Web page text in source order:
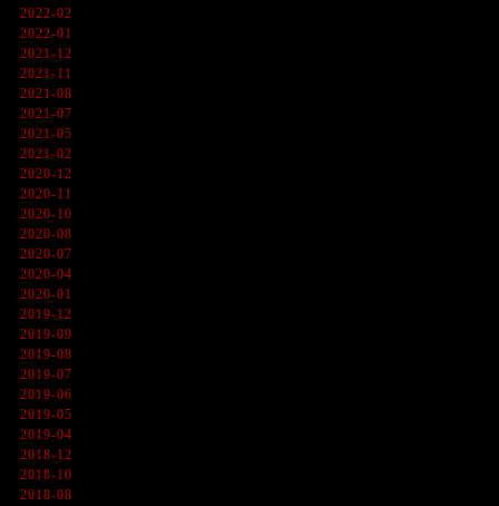
2022-02
2022-01
2021-12
2021-11
2021-08
2021-07
2021-05
2021-02
2020-12
2020-11
2020-10
2020-08
2020-07
2020-04
2020-01
2019-12
2019-09
2019-08
2019-07
2019-06
2019-05
2019-04
2018-12
2018-10
2018-08